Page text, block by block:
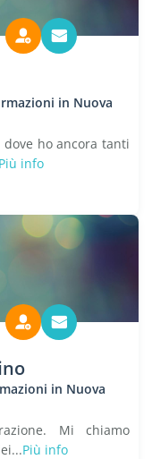
in Nuova
ho ancora tanti
Più info
in Nuova
Mi chiamo
Più info